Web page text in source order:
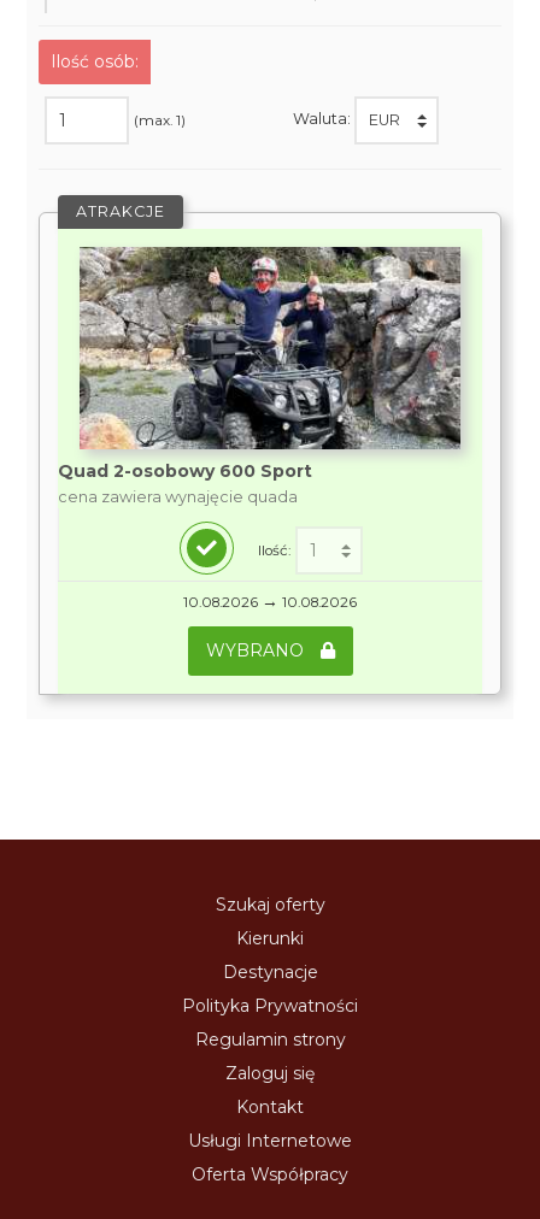
Ilość osób:
(max. 1) Waluta:
ATRAKCJE
Quad 2-osobowy 600 Sport
cena zawiera wynajęcie quada
Ilość:
10.08.2026 → 10.08.2026
WYBRANO
Szukaj oferty
Kierunki
Destynacje
Polityka Prywatności
Regulamin strony
Zaloguj się
Kontakt
Usługi Internetowe
Oferta Współpracy